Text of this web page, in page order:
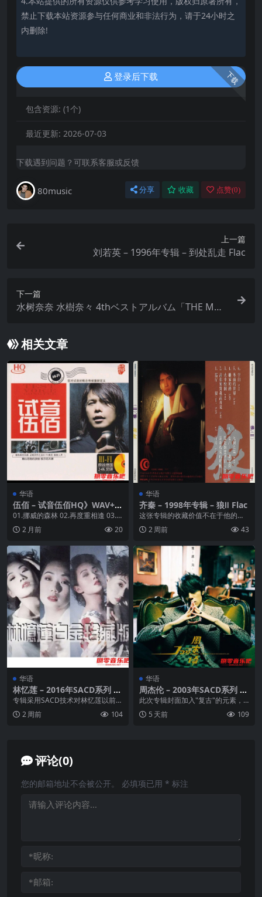
禁止下载本站资源参与任何商业和非法行为，请于24小时之
内删除!
下载
登录后下载
包含资源: (1个)
最近更新: 2026-07-03
下载遇到问题？可联系客服或反馈
80music 分享 收藏 点赞(0)
上一篇
刘若英 – 1996年专辑 – 到处乱走 Flac
下一篇
水树奈奈 水樹奈々 4thベストアルバム「THE MUS
相关文章
华语
伍佰 – 试音伍佰HQ》WAV+C
UE
01.挪威的森林 02.再度重相逢 03.
一生最爱的人 04.浪人情歌 05.你...
2 月前 20
华语
齐秦 – 1998年专辑 – 狼Ⅱ Flac
这张专辑的收藏价值不在于他的音
质，而在于此专辑收录的几首歌。
01.巡行 02....
2 周前 43
华语
林忆莲 – 2016年SACD系列 –
林忆莲白金珍藏版 dsf
专辑采用SACD技术对林忆莲以前的
录音进行了处理，CD母带在欧洲制
造而成，让您置...
2 周前 104
华语
周杰伦 – 2003年SACD系列 –
叶惠美 DSD / DFF
此次专辑封面加入"复古"的元素，
穿起复古西装的杰伦依旧不改其帅
气的本色，拍出很有...
5 天前 109
评论(0)
您的邮箱地址不会被公开。 必填项已用 * 标注